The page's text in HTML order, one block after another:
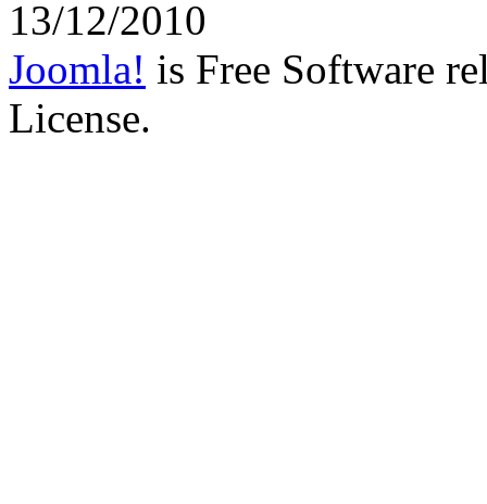
13/12/2010
Joomla! is Free Software
License.